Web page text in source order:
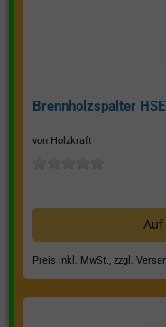
Brennholzspalter
von Holzkraft
Auf
Preis inkl. MwSt., zzgl.